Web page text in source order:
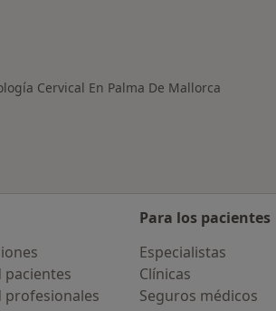
Cervical En Palma De Mallorca
pacientes
profesionales
Para los pacientes
Especialistas
Clínicas
Seguros médicos